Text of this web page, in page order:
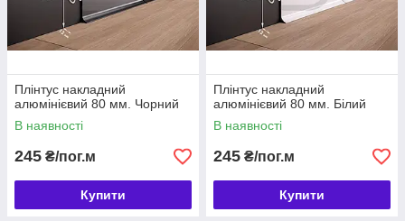
Плінтус накладний
алюмінієвий 80 мм. Чорний
В наявності
245 ₴/пог.м
Купити
Плінтус накладний
алюмінієвий 80 мм. Білий
В наявності
245 ₴/пог.м
Купити